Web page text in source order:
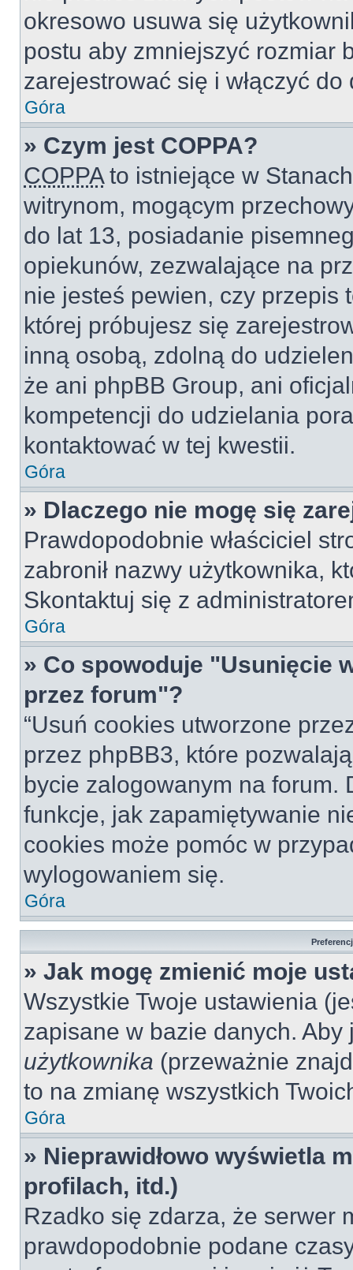
okresowo usuwa się
postu aby zmniejszyć rozmiar
zarejestrować się i włączyć
Góra
» Czym jest COPPA?
COPPAto istniejące w
witrynom, mogącym
do lat 13, posiadanie
opiekunów, zezwalające na
nie jesteś pewien, czy przepis
której próbujesz się
inną osobą, zdolną do
że ani phpBB Group, ani
kompetencji do udzielania
kontaktować w tej kwestii.
Góra
» Dlaczego nie mogę się
Prawdopodobnie właściciel
zabronił nazwy użytkownika,
Skontaktuj się z
Góra
» Co spowoduje "Usunięcie
przez forum"?
“Usuń cookies utworzone
przez phpBB3, które
bycie zalogowanym na forum.
funkcje, jak zapamiętywanie
cookies może pomóc w
wylogowaniem się.
Góra
» Jak mogę zmienić moje
Wszystkie Twoje ustawienia
zapisane w bazie danych.
użytkownika (przeważnie
to na zmianę wszystkich
Góra
» Nieprawidłowo wyświetla
profilach, itd.)
Rzadko się zdarza, że serwer
prawdopodobnie podane